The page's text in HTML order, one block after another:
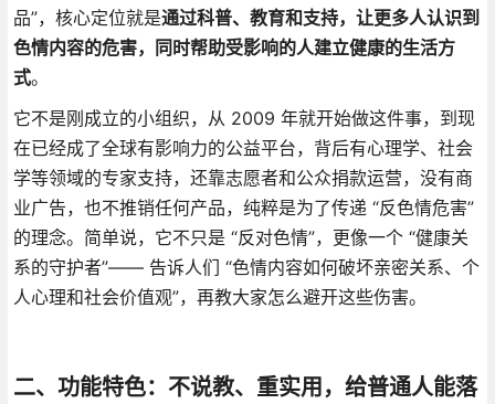
品”，核心定位就是通过科普、教育和支持，让更多人认识到
色情内容的危害，同时帮助受影响的人建立健康的生活方
式。
它不是刚成立的小组织，从 2009 年就开始做这件事，到现
在已经成了全球有影响力的公益平台，背后有心理学、社会
学等领域的专家支持，还靠志愿者和公众捐款运营，没有商
业广告，也不推销任何产品，纯粹是为了传递 “反色情危害”
的理念。简单说，它不只是 “反对色情”，更像一个 “健康关
系的守护者”—— 告诉人们 “色情内容如何破坏亲密关系、个
人心理和社会价值观”，再教大家怎么避开这些伤害。
二、功能特色：不说教、重实用，给普通人能落